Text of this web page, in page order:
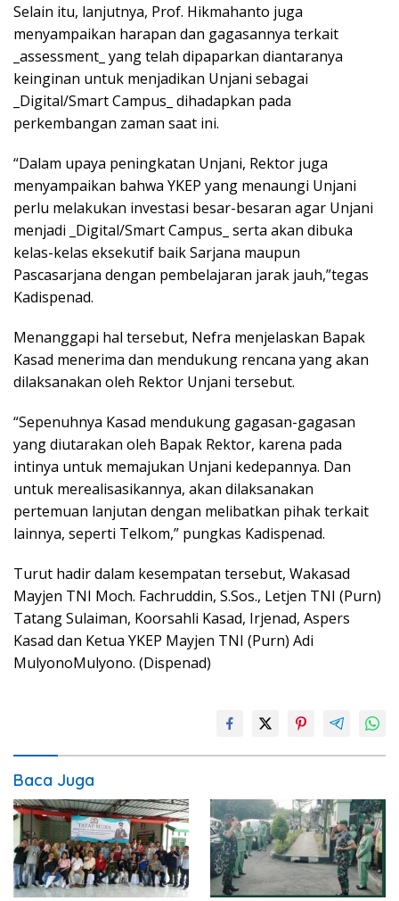
Selain itu, lanjutnya, Prof. Hikmahanto juga
menyampaikan harapan dan gagasannya terkait
_assessment_ yang telah dipaparkan diantaranya
keinginan untuk menjadikan Unjani sebagai
_Digital/Smart Campus_ dihadapkan pada
perkembangan zaman saat ini.
“Dalam upaya peningkatan Unjani, Rektor juga
menyampaikan bahwa YKEP yang menaungi Unjani
perlu melakukan investasi besar-besaran agar Unjani
menjadi _Digital/Smart Campus_ serta akan dibuka
kelas-kelas eksekutif baik Sarjana maupun
Pascasarjana dengan pembelajaran jarak jauh,”tegas
Kadispenad.
Menanggapi hal tersebut, Nefra menjelaskan Bapak
Kasad menerima dan mendukung rencana yang akan
dilaksanakan oleh Rektor Unjani tersebut.
“Sepenuhnya Kasad mendukung gagasan-gagasan
yang diutarakan oleh Bapak Rektor, karena pada
intinya untuk memajukan Unjani kedepannya. Dan
untuk merealisasikannya, akan dilaksanakan
pertemuan lanjutan dengan melibatkan pihak terkait
lainnya, seperti Telkom,” pungkas Kadispenad.
Turut hadir dalam kesempatan tersebut, Wakasad
Mayjen TNI Moch. Fachruddin, S.Sos., Letjen TNI (Purn)
Tatang Sulaiman, Koorsahli Kasad, Irjenad, Aspers
Kasad dan Ketua YKEP Mayjen TNI (Purn) Adi
MulyonoMulyono. (Dispenad)
Baca Juga